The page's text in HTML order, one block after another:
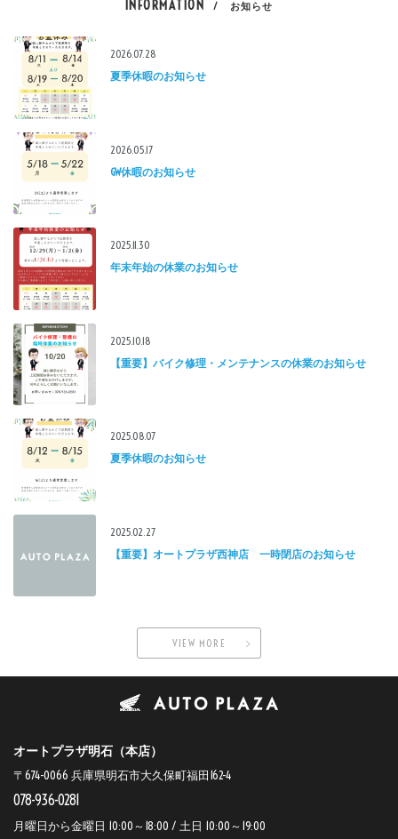
INFORMATION / お知らせ
2026.07.28
夏季休暇のお知らせ
2026.05.17
GW休暇のお知らせ
2025.11.30
年末年始の休業のお知らせ
2025.10.18
【重要】バイク修理・メンテナンスの休業のお知らせ
2025.08.07
夏季休暇のお知らせ
2025.02.27
【重要】オートプラザ西神店 一時閉店のお知らせ
VIEW MORE
オートプラザ明石（本店）
〒674-0066 兵庫県明石市大久保町福田162-4
078-936-0281
月曜日から金曜日 10:00～18:00 / 土日 10:00～19:00